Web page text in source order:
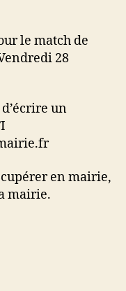
le match de
28
un
en mairie,
mairie.